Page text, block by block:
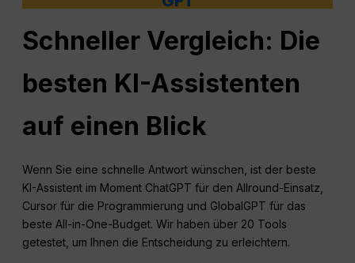
Schneller Vergleich: Die
besten KI-Assistenten
auf einen Blick
Wenn Sie eine schnelle Antwort wünschen, ist der beste
KI-Assistent im Moment ChatGPT für den Allround-Einsatz,
Cursor für die Programmierung und GlobalGPT für das
beste All-in-One-Budget. Wir haben über 20 Tools
getestet, um Ihnen die Entscheidung zu erleichtern.